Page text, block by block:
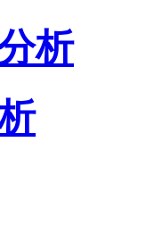
析